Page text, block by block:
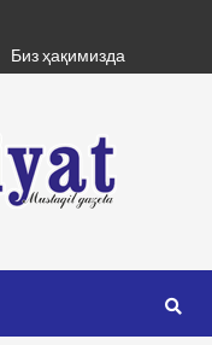
Биз ҳақимизда